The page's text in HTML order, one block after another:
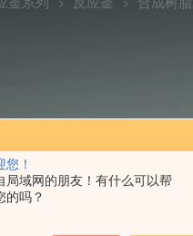
您！
局域网的朋友！有什么可以帮
的吗？